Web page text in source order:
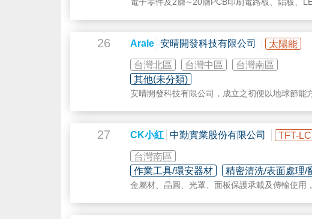
26 Arale 安晴開發科技有限公司 太陽能
台灣北區 台灣中區
台灣南區
其他(未分類)
安晴開發科技有限公司，成立之初便以地球節能
安晴致力於太陽能
讓客戶得到高品質的舒適且能有一份額外穩定的
康永續。
27 CK小紅 中勤實業股份有限公司 TFT-
台灣南區
作業工具/環安器材
精密清洗/表面處理/
金屬材、晶圓、光罩、面板保護承載及傳輸使用